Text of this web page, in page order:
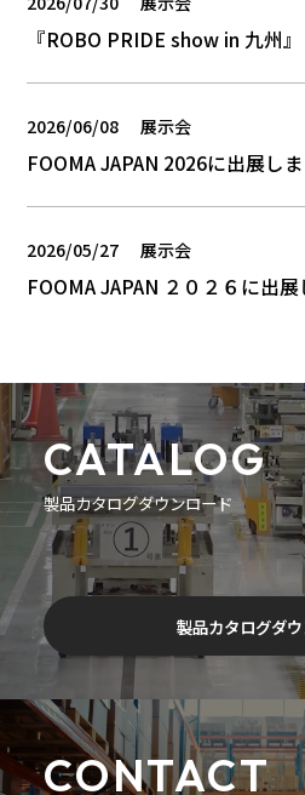
『ROBO PRIDE show in 九州
2026/06/08 展示会
FOOMA JAPAN 2026に出展しま
2026/05/27 展示会
FOOMA JAPAN ２０２６に出展
CATALOG
製品カタログダウンロード
製品カタログダ
CONTACT